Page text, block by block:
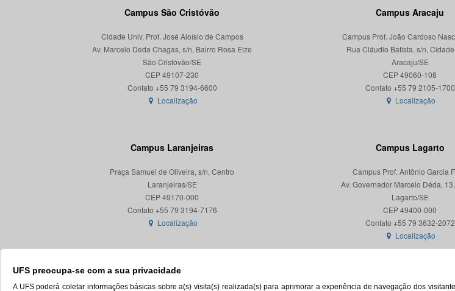
UFS preocupa-se com a sua privacidade
A UFS poderá coletar informações básicas sobre a(s) visita(s) realizada(s) para aprimorar a experiência de navegação dos
Campus São Cristóvão
Cidade Univ. Prof. José Aloísio de Campos
Av. Marcelo Deda Chagas, s/n, Bairro Rosa Elze
São Cristóvão/SE
CEP 49107-230
Localização
Campus Aracaju
Campus Prof. João Cardoso
Rua Cláudio Batista, s/n,
Aracaju/SE
CEP 49060-108
Localização
Campus Laranjeiras
Praça Samuel de Oliveira, s/n, Centro
Laranjeiras/SE
CEP 49170-000
Localização
Campus Lagarto
Campus Prof. Antônio Garcia
Av. Governador Marcelo Déda,
Lagarto/SE
CEP 49400-000
Localização